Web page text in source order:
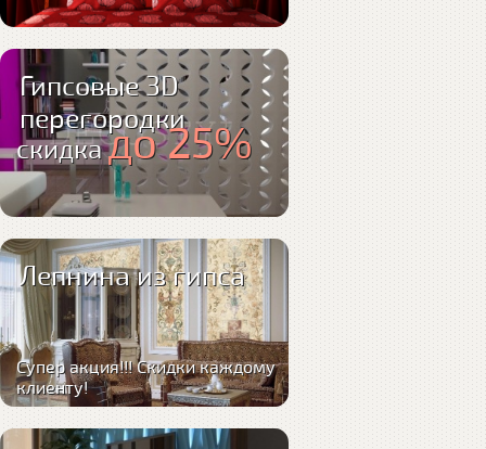
Гипсовые 3D
перегородки
скидкадо 25%
Лепнина из гипса
Супер акция!!! Скидки каждому
клиенту!